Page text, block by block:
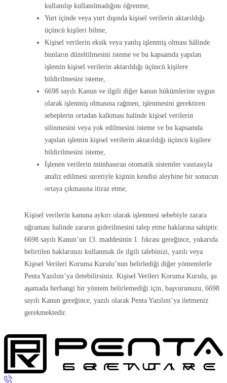
kullanılıp kullanılmadığını öğrenme,
Yurt içinde veya yurt dışında kişisel verilerin aktarıldığı
üçüncü kişileri bilme,
Kişisel verilerin eksik veya yanlış işlenmiş olması hâlinde
bunların düzeltilmesini isteme ve bu kapsamda yapılan
işlemin kişisel verilerin aktarıldığı üçüncü kişilere
bildirilmesini isteme,
6698 sayılı Kanun ve ilgili diğer kanun hükümlerine uygun
olarak işlenmiş olmasına rağmen, işlenmesini gerektiren
sebeplerin ortadan kalkması halinde kişisel verilerin
silinmesini veya yok edilmesini isteme ve bu kapsamda
yapılan işlemin kişisel verilerin aktarıldığı üçüncü kişilere
bildirilmesini isteme,
İşlenen verilerin münhasıran otomatik sistemler vasıtasıyla
analiz edilmesi suretiyle kişinin kendisi aleyhine bir sonucun
ortaya çıkmasına itiraz etme,
Kişisel verilerin kanuna aykırı olarak işlenmesi sebebiyle zarara
uğraması halinde zararın giderilmesini talep etme haklarına sahiptir.
6698 sayılı Kanun’un 13. maddesinin 1. fıkrası gereğince, yukarıda
belirtilen haklarınızı kullanmak ile ilgili talebinizi, yazılı veya
Kişisel Verileri Koruma Kurulu’nun belirlediği diğer yöntemlerle
Penta Yazılım’ya iletebilirsiniz. Kişisel Verileri Koruma Kurulu, şu
aşamada herhangi bir yöntem belirlemediği için, başvurunuzu, 6698
sayılı Kanun gereğince, yazılı olarak Penta Yazılım’ya iletmeniz
gerekmektedir.